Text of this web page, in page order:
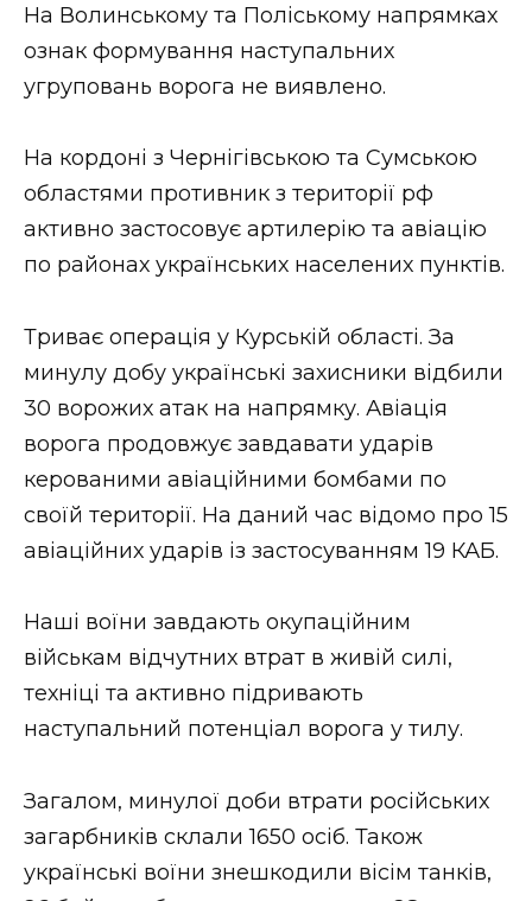
На Волинському та Поліському напрямках
ознак формування наступальних
угруповань ворога не виявлено.
На кордоні з Чернігівською та Сумською
областями противник з території рф
активно застосовує артилерію та авіацію
по районах українських населених пунктів.
Триває операція у Курській області. За
минулу добу українські захисники відбили
30 ворожих атак на напрямку. Авіація
ворога продовжує завдавати ударів
керованими авіаційними бомбами по
своїй території. На даний час відомо про 15
авіаційних ударів із застосуванням 19 КАБ.
Наші воїни завдають окупаційним
військам відчутних втрат в живій силі,
техніці та активно підривають
наступальний потенціал ворога у тилу.
Загалом, минулої доби втрати російських
загарбників склали 1650 осіб. Також
українські воїни знешкодили вісім танків,